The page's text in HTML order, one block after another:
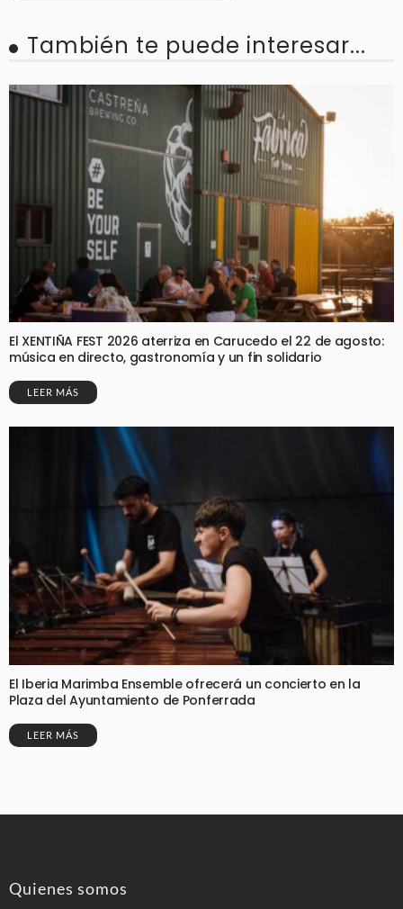
También te puede interesar...
El XENTIÑA FEST 2026 aterriza en Carucedo el 22 de agosto:
música en directo, gastronomía y un fin solidario
LEER MÁS
El Iberia Marimba Ensemble ofrecerá un concierto en la
Plaza del Ayuntamiento de Ponferrada
LEER MÁS
Quienes somos